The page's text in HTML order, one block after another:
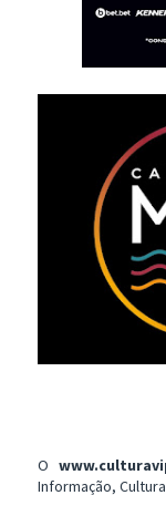
O
Informação,